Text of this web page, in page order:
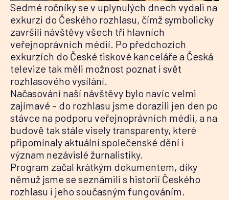
Sedmé ročníky se v uplynulých dnech vydali na
exkurzi do Českého rozhlasu, čímž symbolicky
završili návštěvy všech tří hlavních
veřejnoprávních médií. Po předchozích
exkurzích do České tiskové kanceláře a Česká
televize tak měli možnost poznat i svět
rozhlasového vysílání.
Načasování naší návštěvy bylo navíc velmi
zajímavé – do rozhlasu jsme dorazili jen den po
stávce na podporu veřejnoprávních médií, a na
budově tak stále visely transparenty, které
připomínaly aktuální společenské dění i
význam nezávislé žurnalistiky.
Program začal krátkým dokumentem, díky
němuž jsme se seznámili s historií Českého
rozhlasu i jeho současným fungováním.